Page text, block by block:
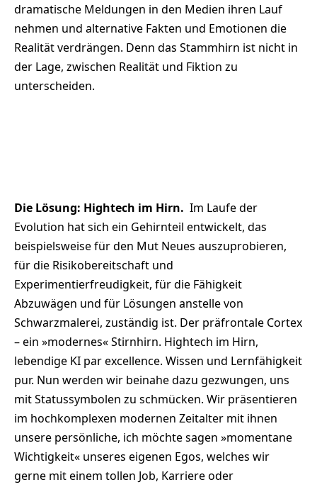
dramatische Meldungen in den Medien ihren Lauf
nehmen und alternative Fakten und Emotionen die
Realität verdrängen. Denn das Stammhirn ist nicht in
der Lage, zwischen Realität und Fiktion zu
unterscheiden.
Die Lösung: Hightech im Hirn. Im Laufe der
Evolution hat sich ein Gehirnteil entwickelt, das
beispielsweise für den Mut Neues auszuprobieren,
für die Risikobereitschaft und
Experimentierfreudigkeit, für die Fähigkeit
Abzuwägen und für Lösungen anstelle von
Schwarzmalerei, zuständig ist. Der präfrontale Cortex
– ein »modernes« Stirnhirn. Hightech im Hirn,
lebendige KI par excellence. Wissen und Lernfähigkeit
pur. Nun werden wir beinahe dazu gezwungen, uns
mit Statussymbolen zu schmücken. Wir präsentieren
im hochkomplexen modernen Zeitalter mit ihnen
unsere persönliche, ich möchte sagen »momentane
Wichtigkeit« unseres eigenen Egos, welches wir
gerne mit einem tollen Job, Karriere oder